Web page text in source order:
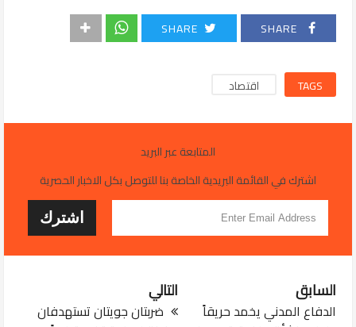
SHARE
SHARE
TAGS اقتصاد
المتابعة عبر البريد
اشترك في القائمة البريدية الخاصة بنا للتوصل بكل الاخبار الحصرية
التالي
ضربتان جويتان تستهدفان
السابق
الدفاع المدني يخمد حريقاً